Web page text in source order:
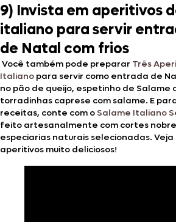
9) Invista em aperitivos
italiano para servir
de Natal com frios
Você também pode preparar Três
Italiano para servir como entrada de
no pão de queijo, espetinho de Salame
torradinhas caprese com salame. E
receitas, conte com o Salame Italiano
feito artesanalmente com cortes
especiarias naturais selecionadas.
aperitivos muito deliciosos!